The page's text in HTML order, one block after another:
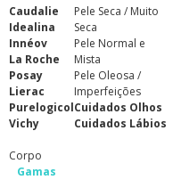
Caudalie
Idealina
Innéov
La Roche
Posay
Lierac
Purelogicol
Vichy
Pele Seca / Muito
Seca
Pele Normal e
Mista
Pele Oleosa /
Imperfeições
Cuidados Olhos
Cuidados Lábios
Corpo
Gamas